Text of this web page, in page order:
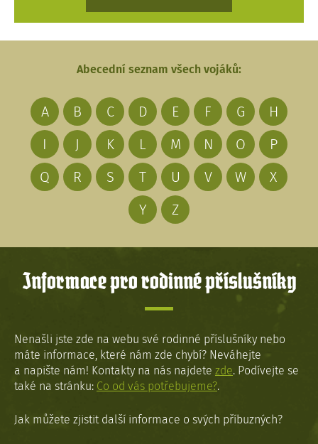
Abecední seznam všech vojáků:
A B C D E F G
H
I
J K L M N O
P
Q
R S T U V W
X
Y
Z
Informace pro rodinné příslušníky
Nenašli jste zde na webu své rodinné příslušníky nebo
máte informace, které nám zde chybí? Neváhejte
a napište nám! Kontakty na nás najdete zde. Podívejte se
také na stránku: Co od vás potřebujeme?.
Jak můžete zjistit další informace o svých příbuzných?